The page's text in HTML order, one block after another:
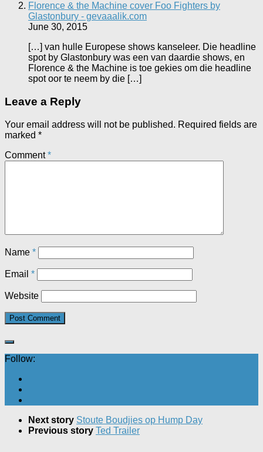
Florence & the Machine cover Foo Fighters by
Glastonbury - gevaaalik.com
June 30, 2015
[…] van hulle Europese shows kanseleer. Die headline
spot by Glastonbury was een van daardie shows, en
Florence & the Machine is toe gekies om die headline
spot oor te neem by die […]
Leave a Reply
Your email address will not be published. Required fields are
marked *
Comment*
Name *
Email *
Website
Follow:
Next story Stoute Boudjies op Hump Day
Previous story Ted Trailer